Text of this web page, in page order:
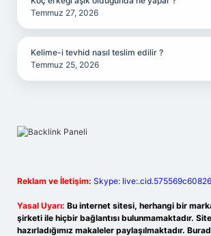
Temmuz 27, 2026
Kelime-i tevhid nasıl teslim edilir ?
Temmuz 25, 2026
Reklam ve İletişim: Skype:
Yasal Uyarı: Bu internet sitesi, herhangi bir
şirketi ile hiçbir bağlantısı bulunmamaktadır.
hazırladığımız makaleler paylaşılmaktadır.